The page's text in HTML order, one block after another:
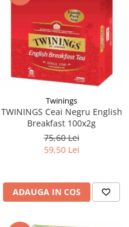
Twinings
TWININGS Ceai Negru English
Breakfast 100x2g
75,60 Lei
59,50 Lei
ADAUGA IN COS